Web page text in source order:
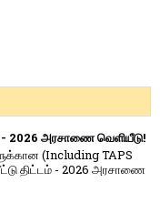
- 2026 அரசாணை வெளியீடு!
(Including TAPS
திட்டம் - 2026 அரசாணை